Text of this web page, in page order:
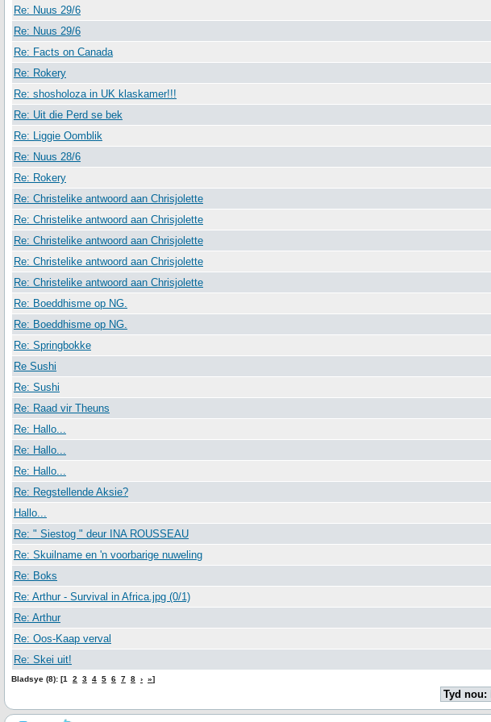
Re: Nuus 29/6
Re: Nuus 29/6
Re: Facts on Canada
Re: Rokery
Re: shosholoza in UK klaskamer!!!
Re: Uit die Perd se bek
Re: Liggie Oomblik
Re: Nuus 28/6
Re: Rokery
Re: Christelike antwoord aan Chrisjolette
Re: Christelike antwoord aan Chrisjolette
Re: Christelike antwoord aan Chrisjolette
Re: Christelike antwoord aan Chrisjolette
Re: Christelike antwoord aan Chrisjolette
Re: Boeddhisme op NG.
Re: Boeddhisme op NG.
Re: Springbokke
Re Sushi
Re: Sushi
Re: Raad vir Theuns
Re: Hallo...
Re: Hallo...
Re: Hallo...
Re: Regstellende Aksie?
Hallo...
Re: " Siestog " deur INA ROUSSEAU
Re: Skuilname en 'n voorbarige nuweling
Re: Boks
Re: Arthur - Survival in Africa.jpg (0/1)
Re: Arthur
Re: Oos-Kaap verval
Re: Skei uit!
Bladsye (8): [1 2 3 4 5 6 7 8 › »]
Tyd nou: